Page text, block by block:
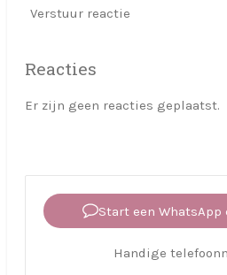
Verstuur reactie
Reacties
Er zijn geen reacties geplaatst.
Start een
Handige